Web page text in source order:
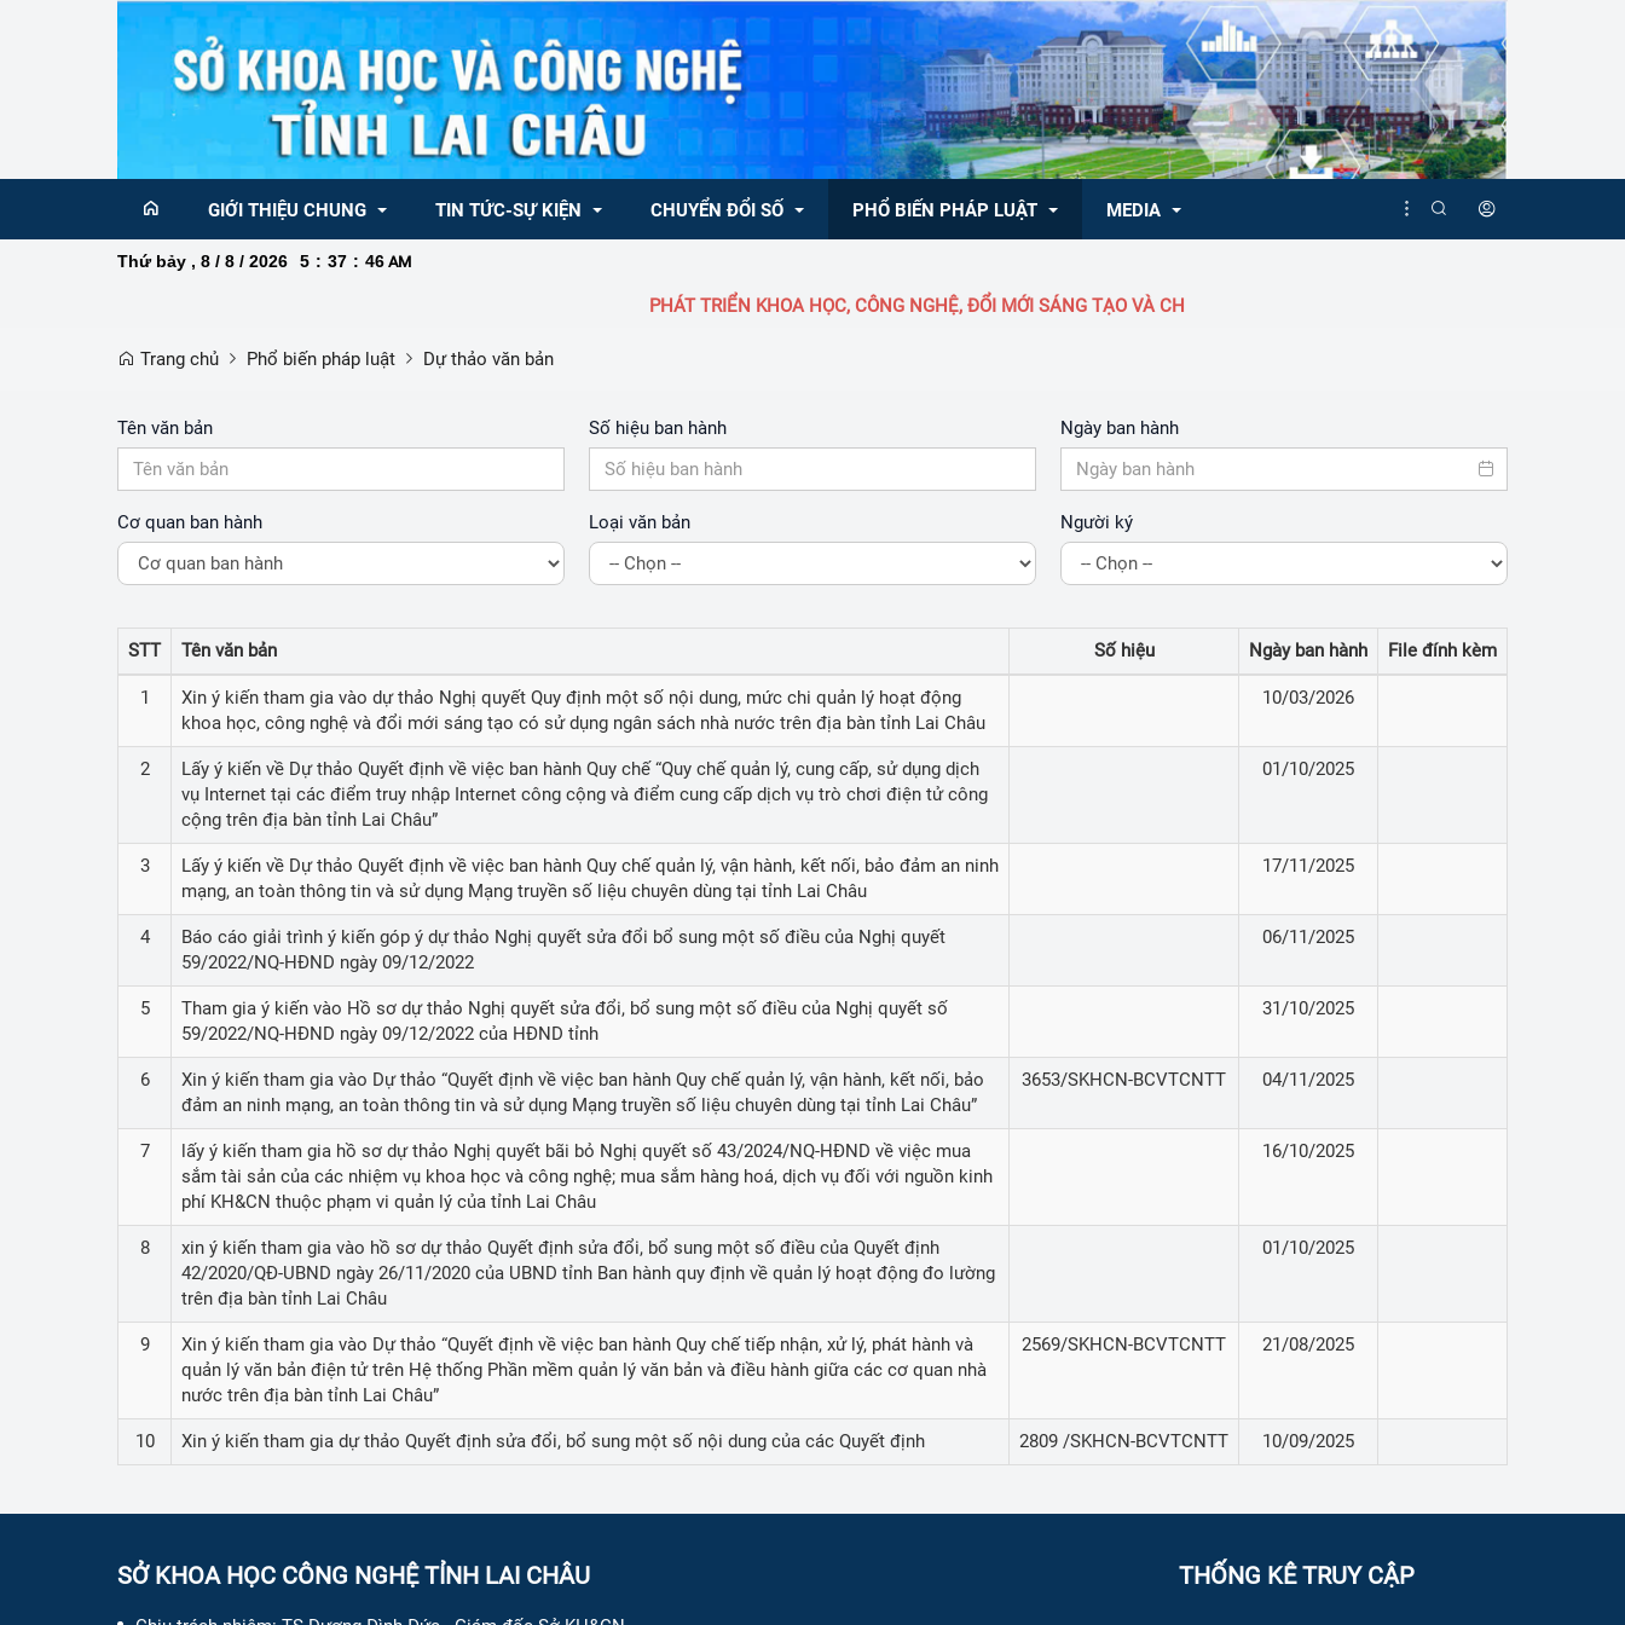
GIỚI THIỆU CHUNG
Chức năng nhiệm vụ Sở Khoa học và
công nghệ
Chức năng nhiệm vụ Trung tâm Đổi mới
sáng tạo và Chuyển đổi số
TIN TỨC-SỰ KIỆN
Tin KH&CN Quốc tế
Nghị quyết 68 - NQ/TW của Bộ Chính trị
về phát triển kinh tế tư nhân
Báo cáo tài chính năm
Nhiệm vụ KH&CN
Bảo vệ nền tảng tư tưởng của Đảng
Sáng kiến Sáng kiến Cấp tỉnh - Lai Châu
Cổng Sáng kiến Bộ khoa học và công
Tin tức KH&CN trong tỉnh
Thống kê KH&CN
đạo đức HCM
CHUYỂN ĐỔI SỐ PHỔ BIẾN PHÁP LUẬT MEDIA
Thứ bảy , 8 / 8 / 2026 5 : 37 : 47 AM
PHÁT TRIỂN KHOA HỌC, CÔNG NGHỆ, ĐỔI MỚI SÁNG TẠO VÀ CHUYỂN ĐỔI SỐ QUỐC GIA LÀ ĐỘT PHÁ QUAN TRỌNG
Trang chủ Phổ biến pháp luật Dự thảo văn bản
Tên văn bản Số hiệu ban hành Ngày ban hành
Cơ quan ban hành Loại văn bản Người ký
STT Tên văn bản Số hiệu Ngày ban hành File đính kèm
1
Xin ý kiến tham gia vào dự thảo Nghị quyết Quy định một số nội dung, mức chi quản lý hoạt động
khoa học, công nghệ và đổi mới sáng tạo có sử dụng ngân sách nhà nước trên địa bàn tỉnh Lai Châu
10/03/2026
2
Lấy ý kiến về Dự thảo Quyết định về việc ban hành Quy chế “Quy chế quản lý, cung cấp, sử dụng dịch
vụ Internet tại các điểm truy nhập Internet công cộng và điểm cung cấp dịch vụ trò chơi điện tử công
cộng trên địa bàn tỉnh Lai Châu”
01/10/2025
3
Lấy ý kiến về Dự thảo Quyết định về việc ban hành Quy chế quản lý, vận hành, kết nối, bảo đảm an ninh
mạng, an toàn thông tin và sử dụng Mạng truyền số liệu chuyên dùng tại tỉnh Lai Châu
17/11/2025
4
Báo cáo giải trình ý kiến góp ý dự thảo Nghị quyết sửa đổi bổ sung một số điều của Nghị quyết
59/2022/NQ-HĐND ngày 09/12/2022
06/11/2025
5
Tham gia ý kiến vào Hồ sơ dự thảo Nghị quyết sửa đổi, bổ sung một số điều của Nghị quyết số
59/2022/NQ-HĐND ngày 09/12/2022 của HĐND tỉnh
31/10/2025
6
Xin ý kiến tham gia vào Dự thảo “Quyết định về việc ban hành Quy chế quản lý, vận hành, kết nối, bảo
đảm an ninh mạng, an toàn thông tin và sử dụng Mạng truyền số liệu chuyên dùng tại tỉnh Lai Châu”
3653/SKHCN-BCVTCNTT 04/11/2025
7
lấy ý kiến tham gia hồ sơ dự thảo Nghị quyết bãi bỏ Nghị quyết số 43/2024/NQ-HĐND về việc mua
sắm tài sản của các nhiệm vụ khoa học và công nghệ; mua sắm hàng hoá, dịch vụ đối với nguồn kinh
phí KH&CN thuộc phạm vi quản lý của tỉnh Lai Châu
16/10/2025
8
xin ý kiến tham gia vào hồ sơ dự thảo Quyết định sửa đổi, bổ sung một số điều của Quyết định
42/2020/QĐ-UBND ngày 26/11/2020 của UBND tỉnh Ban hành quy định về quản lý hoạt động đo lường
trên địa bàn tỉnh Lai Châu
01/10/2025
9
Xin ý kiến tham gia vào Dự thảo “Quyết định về việc ban hành Quy chế tiếp nhận, xử lý, phát hành và
quản lý văn bản điện tử trên Hệ thống Phần mềm quản lý văn bản và điều hành giữa các cơ quan nhà
nước trên địa bàn tỉnh Lai Châu”
2569/SKHCN-BCVTCNTT 21/08/2025
10 Xin ý kiến tham gia dự thảo Quyết định sửa đổi, bổ sung một số nội dung của các Quyết định 2809 /SKHCN-BCVTCNTT 10/09/2025
SỞ KHOA HỌC CÔNG NGHỆ TỈNH LAI CHÂU THỐNG KÊ TRUY CẬP